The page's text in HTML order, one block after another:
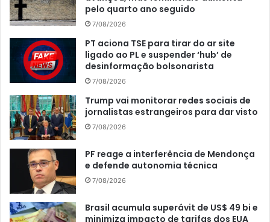
pelo quarto ano seguido
7/08/2026
PT aciona TSE para tirar do ar site
ligado ao PL e suspender ‘hub’ de
desinformação bolsonarista
7/08/2026
Trump vai monitorar redes sociais de
jornalistas estrangeiros para dar visto
7/08/2026
PF reage a interferência de Mendonça
e defende autonomia técnica
7/08/2026
Brasil acumula superávit de US$ 49 bi e
minimiza impacto de tarifas dos EUA